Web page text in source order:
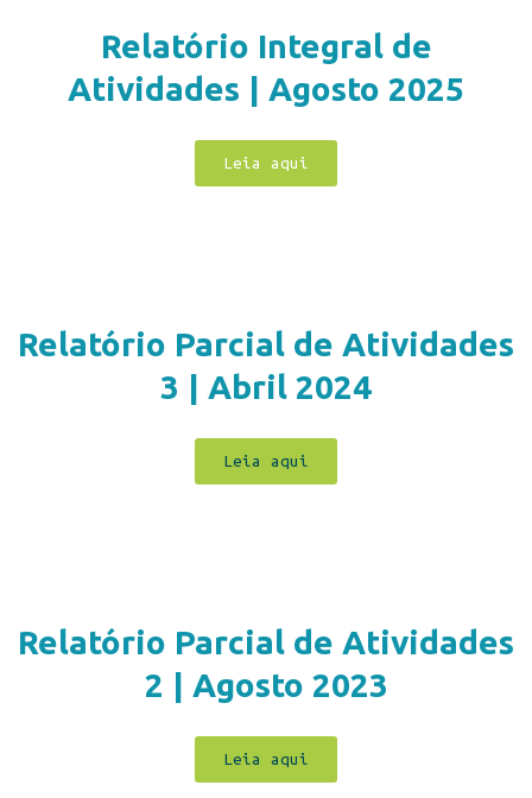
Relatório Integral de
Atividades | Agosto 2025
Leia aqui
Relatório Parcial de Atividades
3 | Abril 2024
Leia aqui
Relatório Parcial de Atividades
2 | Agosto 2023
Leia aqui